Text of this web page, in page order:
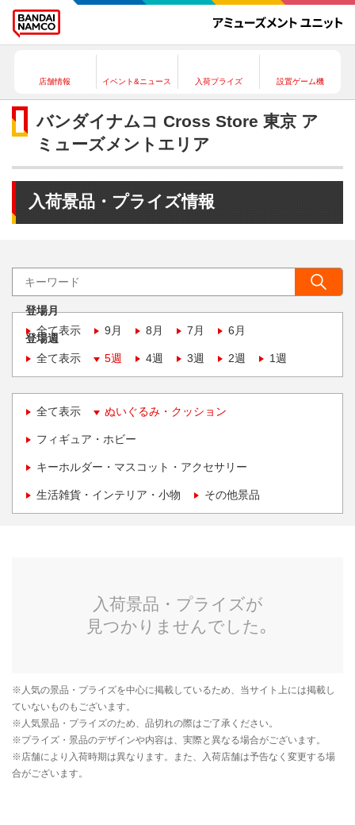
店舗情報 イベント&ニュース 入荷プライズ 設置ゲーム機
バンダイナムコ Cross Store 東京 ア
ミューズメントエリア
入荷景品・プライズ情報
登場月
全て表示
9月 8月 7月 6月
登場週
全て表示
5週 4週 3週 2週 1週
全て表示 ぬいぐるみ・クッション
フィギュア・ホビー
キーホルダー・マスコット・アクセサリー
生活雑貨・インテリア・小物 その他景品